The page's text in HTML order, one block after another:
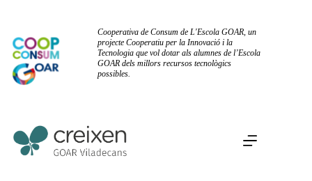
Cooperativa de Consum de L'Escola GOAR, un
projecte Cooperatiu per la Innovació i la
Tecnologia que vol dotar als alumnes de l’Escola
GOAR dels millors recursos tecnològics
possibles.